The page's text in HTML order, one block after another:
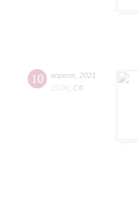
10 апреля 2021
15:00 Сб